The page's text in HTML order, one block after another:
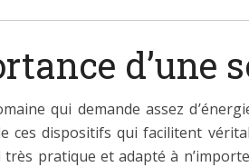
d’une
qui demande assez
ces dispositifs qui facilitent
très pratique et adapté à